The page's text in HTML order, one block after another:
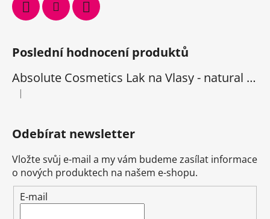
Poslední hodnocení produktů
Absolute Cosmetics Lak na Vlasy - natural 1000 ml
Hodnocení produktu je 5 z 5 hvězdiček.
|
Odebírat newsletter
Vložte svůj e-mail a my vám budeme zasílat informace
o nových produktech na našem e-shopu.
E-mail